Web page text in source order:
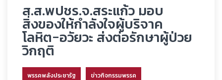
ส.ส.พปชร.จ.สระแก้ว มอบ
สิ่งของให้กำลังใจผู้บริจาค
โลหิต-อวัยวะ ส่งต่อรักษาผู้ป่วย
วิกฤติ
พรรคพลังประชารัฐ ข่าวกิจกรรมพรรค